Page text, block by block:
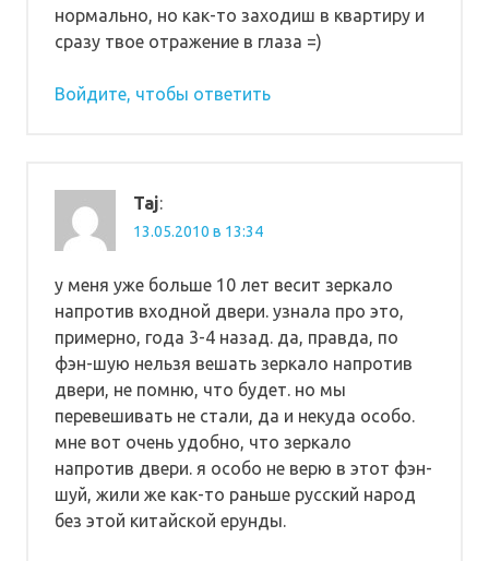
нормально, но как-то заходиш в квартиру и
сразу твое отражение в глаза =)
Войдите, чтобы ответить
Taj:
13.05.2010 в 13:34
у меня уже больше 10 лет весит зеркало
напротив входной двери. узнала про это,
примерно, года 3-4 назад. да, правда, по
фэн-шую нельзя вешать зеркало напротив
двери, не помню, что будет. но мы
перевешивать не стали, да и некуда особо.
мне вот очень удобно, что зеркало
напротив двери. я особо не верю в этот фэн-
шуй, жили же как-то раньше русский народ
без этой китайской ерунды.